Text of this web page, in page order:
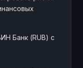
Банк (RUB) с